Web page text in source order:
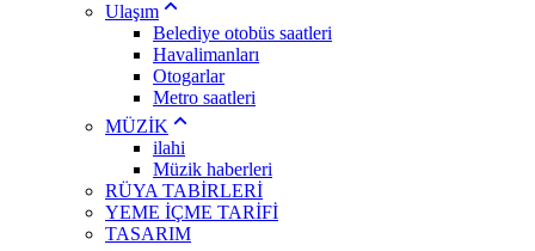
Ulaşım
Belediye otobüs saatleri
Havalimanları
Otogarlar
Metro saatleri
MÜZİK
ilahi
Müzik haberleri
RÜYA TABİRLERİ
YEME İÇME TARİFİ
TASARIM